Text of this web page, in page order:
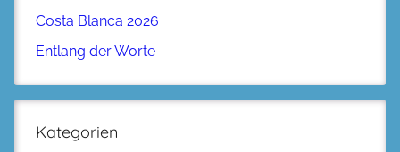
Costa Blanca 2026
Entlang der Worte
Kategorien